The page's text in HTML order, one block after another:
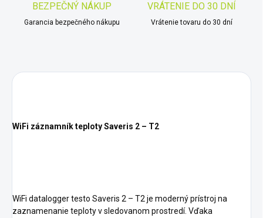
BEZPEČNÝ NÁKUP
Garancia bezpečného nákupu
VRÁTENIE DO 30 DNÍ
Vrátenie tovaru do 30 dní
WiFi záznamník teploty Saveris 2 – T2
WiFi datalogger testo Saveris 2 – T2 je moderný prístroj na
zaznamenanie teploty v sledovanom prostredí. Vďaka